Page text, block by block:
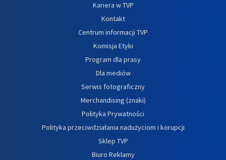
Kariera w TVP
Kontakt
Centrum informacji TVP
Komisja Etyki
Program dla prasy
Dla mediów
Serwis fotograficzny
Merchandising (znaki)
Polityka Prywatności
Polityka przeciwdziałania nadużyciom i korupcji
Sklep TVP
Biuro Reklamy